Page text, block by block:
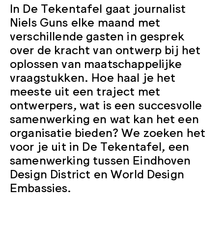
In De Tekentafel gaat journalist
Niels Guns elke maand met
verschillende gasten in gesprek
over de kracht van ontwerp bij het
oplossen van maatschappelijke
vraagstukken. Hoe haal je het
meeste uit een traject met
ontwerpers, wat is een succesvolle
samenwerking en wat kan het een
organisatie bieden? We zoeken het
voor je uit in De Tekentafel, een
samenwerking tussen Eindhoven
Design District en World Design
Embassies.